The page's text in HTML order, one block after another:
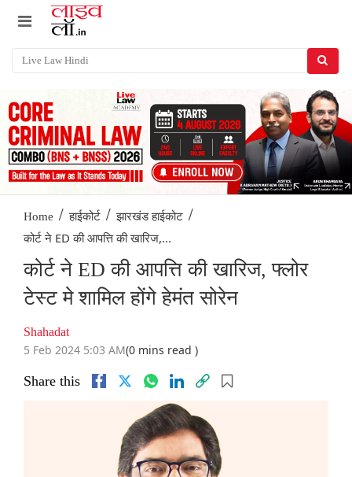
Home / हाईकोर्ट / झारखंड हाईकोट /
कोर्ट ने ED की आपत्ति की खारिज,...
कोर्ट ने ED की आपत्ति की खारिज, फ्लोर
टेस्ट मे शामिल होंगे हेमंत सोरेन
Shahadat
5 Feb 2024 5:03 AM(0 mins read )
Share this